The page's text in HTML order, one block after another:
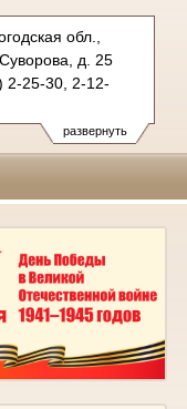
развернуть
обл.,
д. 25
2-25-30, 2-12-